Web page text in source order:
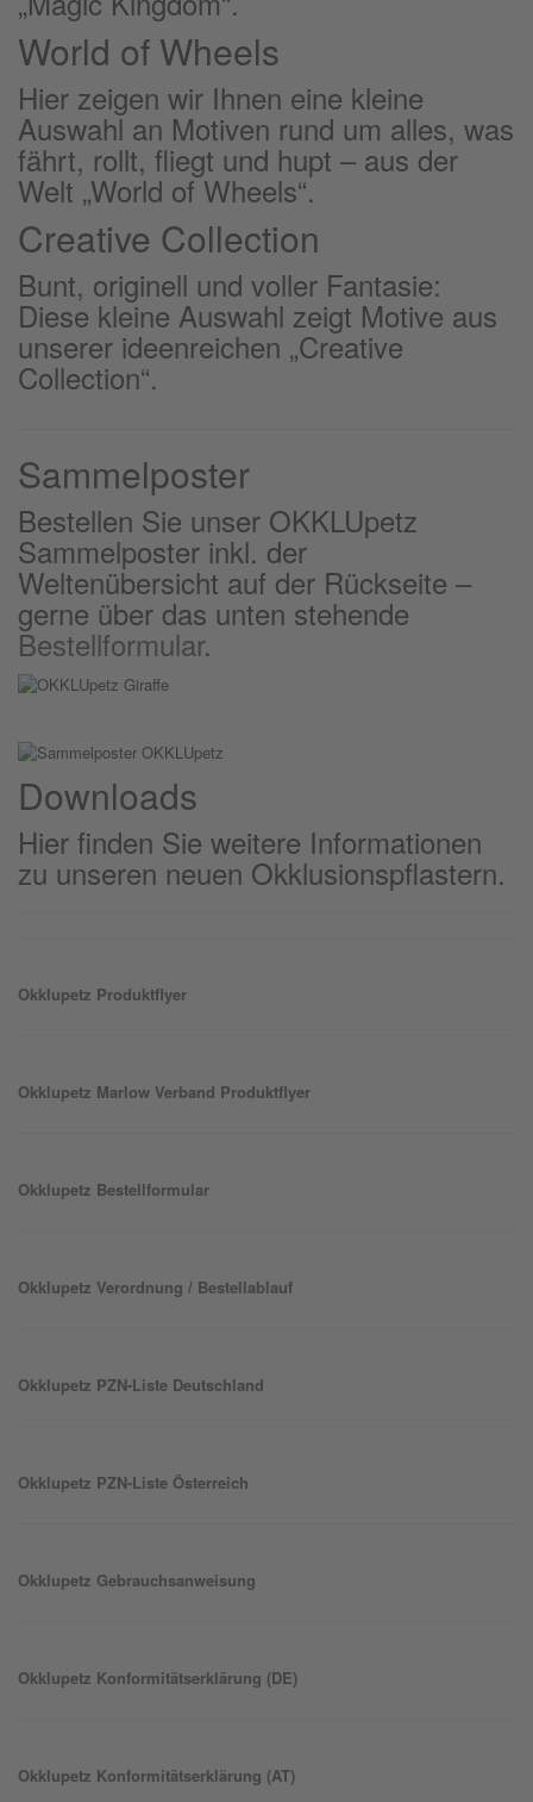
World of Wheels
Hier zeigen wir Ihnen eine kleine
Auswahl an Motiven rund um alles, was
fährt, rollt, fliegt und hupt – aus der
Welt „World of Wheels“.
Creative Collection
Bunt, originell und voller Fantasie:
Diese kleine Auswahl zeigt Motive aus
unserer ideenreichen „Creative
Collection“.
Sammelposter
Bestellen Sie unser OKKLUpetz
Sammelposter inkl. der
Weltenübersicht auf der Rückseite –
gerne über das unten stehende
Bestellformular.
Downloads
Hier finden Sie weitere Informationen
zu unseren neuen Okklusionspflastern.
Okklupetz Produktflyer
Okklupetz Marlow Verband Produktflyer
Okklupetz Bestellformular
Okklupetz Verordnung / Bestellablauf
Okklupetz PZN-Liste Deutschland
Okklupetz PZN-Liste Österreich
Okklupetz Gebrauchsanweisung
Okklupetz Konformitätserklärung (DE)
Okklupetz Konformitätserklärung (AT)